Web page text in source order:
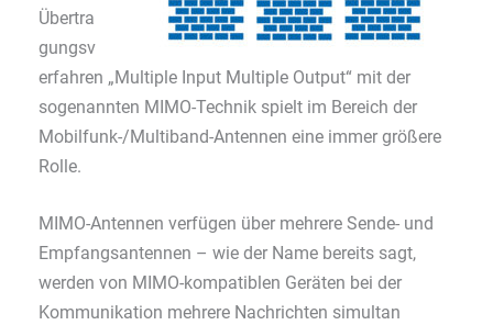
Übertra
gungsv
erfahren „Multiple Input Multiple Output“ mit der
sogenannten MIMO-Technik spielt im Bereich der
Mobilfunk-/Multiband-Antennen eine immer größere
Rolle.
MIMO-Antennen verfügen über mehrere Sende- und
Empfangsantennen – wie der Name bereits sagt,
werden von MIMO-kompatiblen Geräten bei der
Kommunikation mehrere Nachrichten simultan